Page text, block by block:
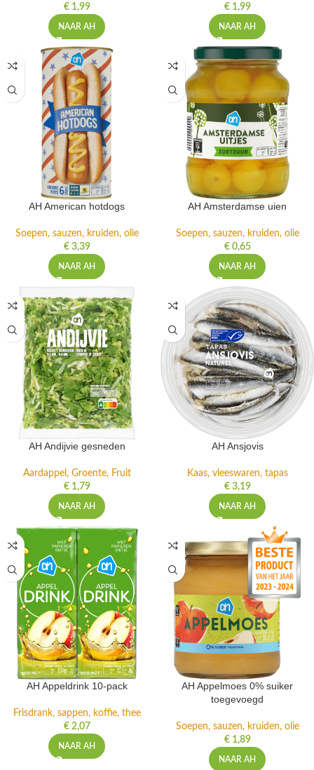
€1,99
NAAR AH
€1,99
NAAR AH
AH American hotdogs
Soepen, sauzen, kruiden, olie
€3,39
NAAR AH
AH Amsterdamse uien
Soepen, sauzen, kruiden, olie
€0,65
NAAR AH
AH Andijvie gesneden
Aardappel, Groente, Fruit
€1,79
NAAR AH
AH Ansjovis
Kaas, vleeswaren, tapas
€3,19
NAAR AH
AH Appeldrink 10-pack
Frisdrank, sappen, koffie, thee
€2,07
NAAR AH
AH Appelmoes 0% suiker
toegevoegd
Soepen, sauzen, kruiden, olie
€1,89
NAAR AH